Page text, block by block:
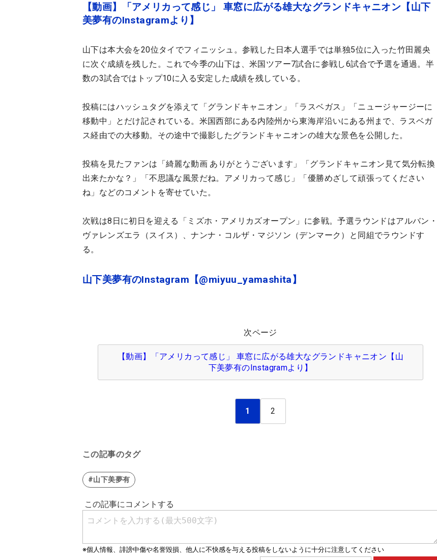
【動画】「アメリカって感じ」 車窓に広がる雄大なグランドキャニオン【山下
美夢有のInstagramより】
山下は本大会を20位タイでフィニッシュ。参戦した日本人選手では単独5位に入った竹田麗央
に次ぐ成績を残した。これで今季の山下は、米国ツアー7試合に参戦し6試合で予選を通過。半
数の3試合ではトップ10に入る安定した成績を残している。
投稿にはハッシュタグを添えて「グランドキャニオン」「ラスベガス」「ニュージャージーに
移動中」とだけ記されている。米国西部にある内陸州から東海岸沿いにある州まで、ラスベガ
ス経由での大移動。その途中で撮影したグランドキャニオンの雄大な景色を公開した。
投稿を見たファンは「綺麗な動画 ありがとうございます」「グランドキャニオン見て気分転換
出来たかな？」「不思議な風景だね。アメリカって感じ」「優勝めざして頑張ってください
ね」などのコメントを寄せていた。
次戦は8日に初日を迎える「ミズホ・アメリカズオープン」に参戦。予選ラウンドはアルバン・
ヴァレンズエラ（スイス）、ナンナ・コルザ・マジソン（デンマーク）と同組でラウンドす
る。
山下美夢有のInstagram【@miyuu_yamashita】
次ページ
【動画】「アメリカって感じ」 車窓に広がる雄大なグランドキャニオン【山
下美夢有のInstagramより】
1 2
この記事のタグ
#山下美夢有